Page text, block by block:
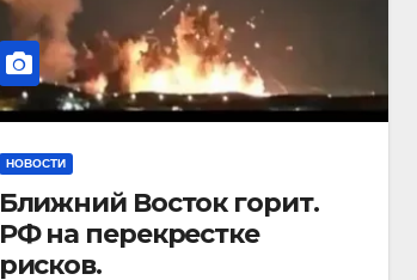
НОВОСТИ
Ближний Восток горит.
РФ на перекрестке
рисков.